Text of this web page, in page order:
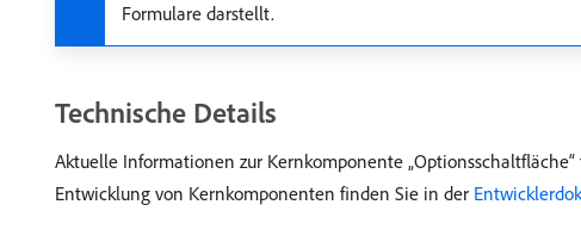
Formulare darstellt.
Technische Details
Aktuelle Informationen zur Kernkomponente
Entwicklung von Kernkomponenten finden Sie in der